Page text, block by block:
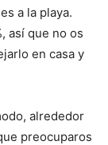
a la playa.
así que no os
en casa y
alrededor
preocuparos